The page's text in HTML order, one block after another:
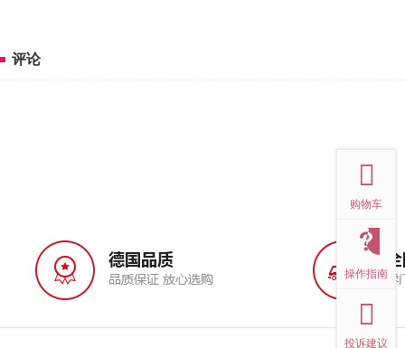
评论
购物车
操作指南
投诉建议